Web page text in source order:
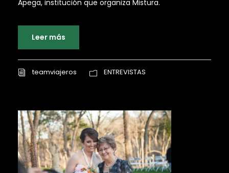
Apega, institución que organiza Mistura.
Leer más
teamviajeros ENTREVISTAS